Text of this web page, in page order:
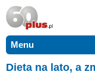
Menu
START
Dieta na lato, a